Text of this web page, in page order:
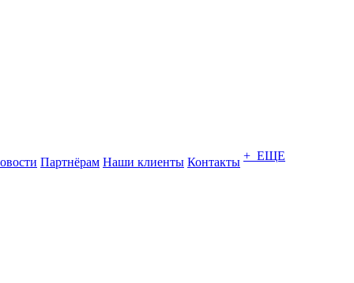
Партнёрам Наши клиенты Контакты + ЕЩЕ